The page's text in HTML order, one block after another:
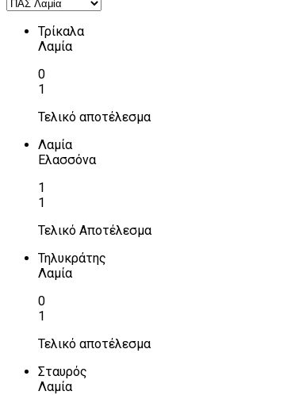
Τρίκαλα
Λαμία
0
1
Τελικό αποτέλεσμα
Λαμία
Ελασσόνα
1
1
Τελικό Αποτέλεσμα
Τηλυκράτης
Λαμία
0
1
Τελικό αποτέλεσμα
Σταυρός
Λαμία